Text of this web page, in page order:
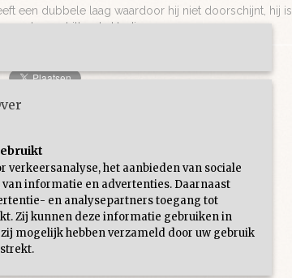
een dubbele laag waardoor hij niet doorschijnt, hij is
met verschillende kleding
verkeersanalyse, het aanbieden van sociale
informatie en advertenties. Daarnaast
en analysepartners toegang tot
Zij kunnen deze informatie gebruiken in
mogelijk hebben verzameld door uw gebruik